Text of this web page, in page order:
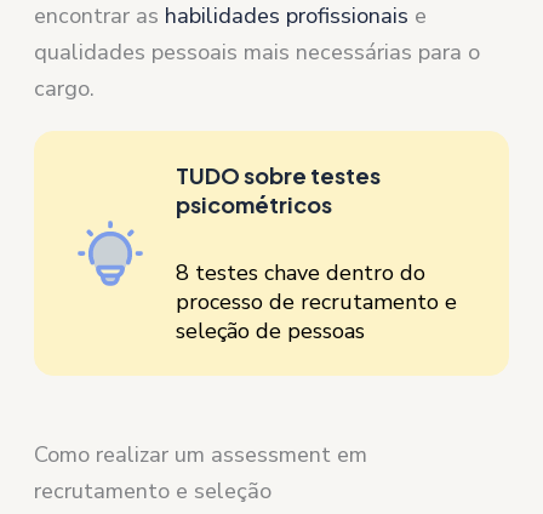
encontrar as habilidades profissionais e
qualidades pessoais mais necessárias para o
cargo.
TUDO sobre testes
psicométricos
8 testes chave dentro do
processo de recrutamento e
seleção de pessoas
Como realizar um assessment em
recrutamento e seleção